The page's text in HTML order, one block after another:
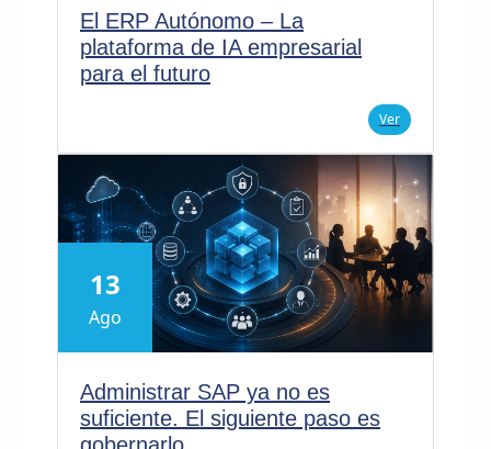
El ERP Autónomo – La
plataforma de IA empresarial
para el futuro
Ver
13
Ago
Administrar SAP ya no es
suficiente. El siguiente paso es